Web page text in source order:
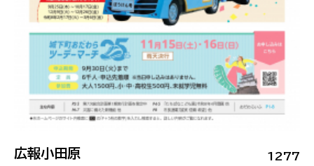
1277
広報小田原